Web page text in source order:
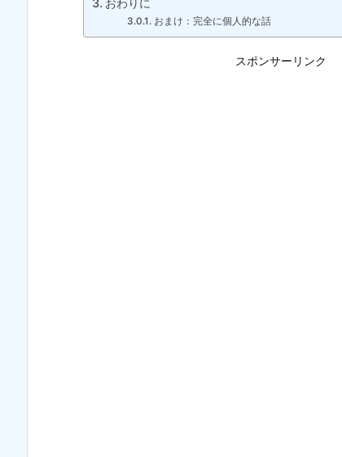
おわりに
おまけ：完全に個人的な話
スポンサーリンク